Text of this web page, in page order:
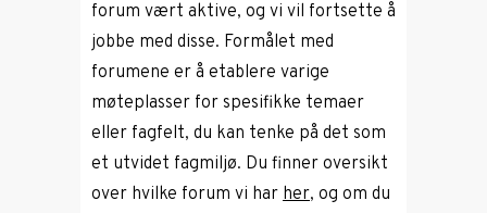
forum vært aktive, og vi vil fortsette å
jobbe med disse. Formålet med
forumene er å etablere varige
møteplasser for spesifikke temaer
eller fagfelt, du kan tenke på det som
et utvidet fagmiljø. Du finner oversikt
over hvilke forum vi har her, og om du